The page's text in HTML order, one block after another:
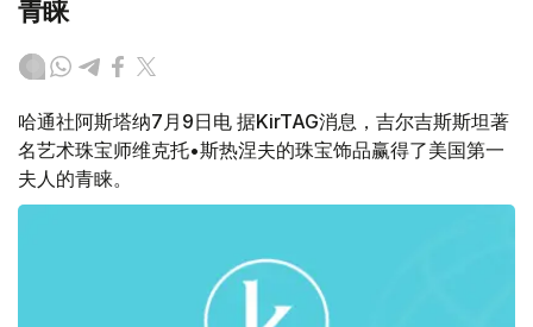
青睐
哈通社阿斯塔纳7月9日电 据KirTAG消息，吉尔吉斯斯坦著
名艺术珠宝师维克托•斯热涅夫的珠宝饰品赢得了美国第一
夫人的青睐。